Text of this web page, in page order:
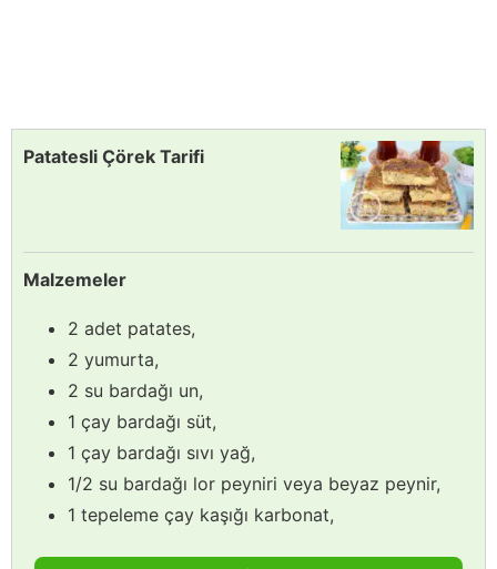
Patatesli Çörek Tarifi
Malzemeler
2 adet patates,
2 yumurta,
2 su bardağı un,
1 çay bardağı süt,
1 çay bardağı sıvı yağ,
1/2 su bardağı lor peyniri veya beyaz peynir,
1 tepeleme çay kaşığı karbonat,